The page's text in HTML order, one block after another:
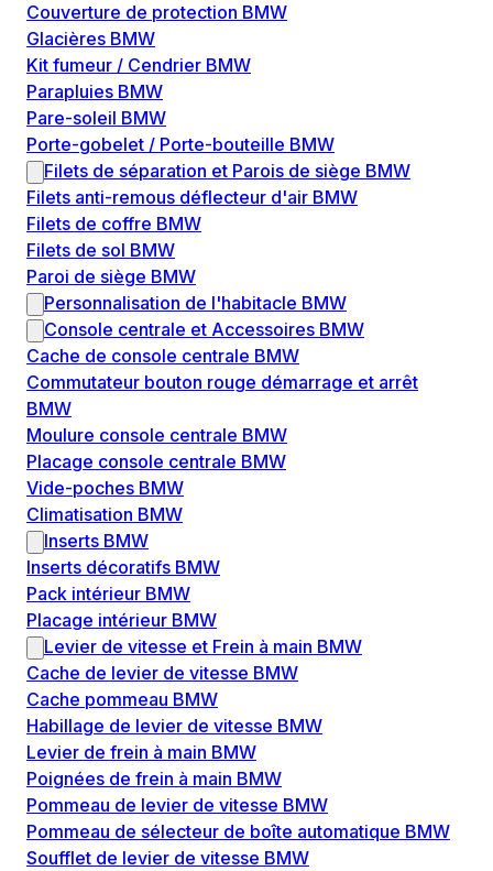
Couverture de protection BMW
Glacières BMW
Kit fumeur / Cendrier BMW
Parapluies BMW
Pare-soleil BMW
Porte-gobelet / Porte-bouteille BMW
Filets de séparation et Parois de siège BMW
Filets anti-remous déflecteur d'air BMW
Filets de coffre BMW
Filets de sol BMW
Paroi de siège BMW
Personnalisation de l'habitacle BMW
Console centrale et Accessoires BMW
Cache de console centrale BMW
Commutateur bouton rouge démarrage et arrêt
BMW
Moulure console centrale BMW
Placage console centrale BMW
Vide-poches BMW
Climatisation BMW
Inserts BMW
Inserts décoratifs BMW
Pack intérieur BMW
Placage intérieur BMW
Levier de vitesse et Frein à main BMW
Cache de levier de vitesse BMW
Cache pommeau BMW
Habillage de levier de vitesse BMW
Levier de frein à main BMW
Poignées de frein à main BMW
Pommeau de levier de vitesse BMW
Pommeau de sélecteur de boîte automatique BMW
Soufflet de levier de vitesse BMW